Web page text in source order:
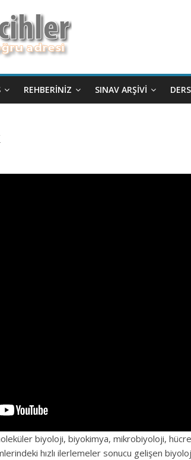
REHBERINIZ SINAV ARŞIVI
biyoloji, biyokimya, mikrobiyoloji,
hızlı ilerlemeler sonucu gelişen